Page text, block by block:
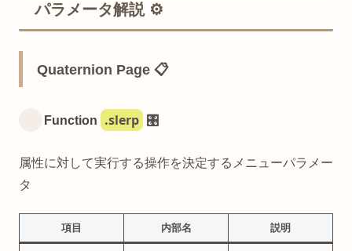
パラメータ解説 ⚙️
Quaternion Page 📋
Function .slerp 🎛️
属性に対して実行する操作を決定するメニューパラメー
タ
項目 内部名 説明